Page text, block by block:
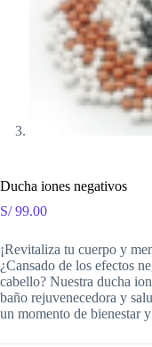
Ducha iones negativos
S/99.00
¡Revitaliza tu cuerpo y
¿Cansado de los efectos
cabello? Nuestra ducha
baño rejuvenecedora y
un momento de bienestar